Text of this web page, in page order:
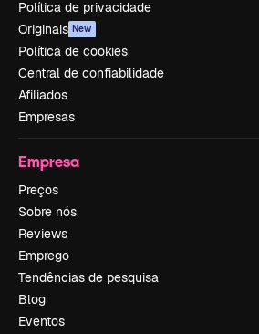
Política de privacidade
Originais New
Política de cookies
Central de confiabilidade
Afiliados
Empresas
Empresa
Preços
Sobre nós
Reviews
Emprego
Tendências de pesquisa
Blog
Eventos